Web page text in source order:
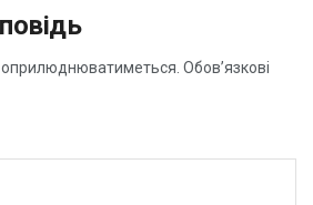
Обов’язкові